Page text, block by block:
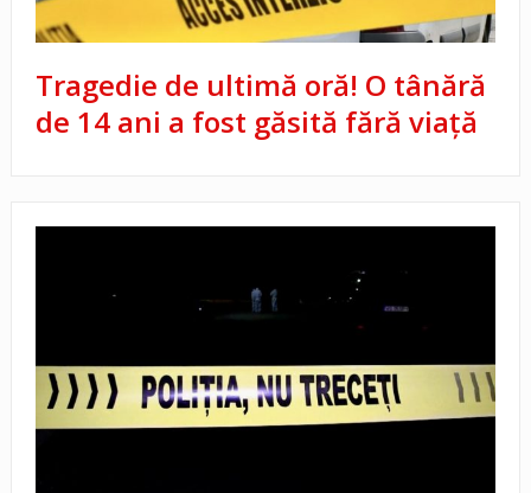
Tragedie de ultimă oră! O tânără
de 14 ani a fost găsită fără viață